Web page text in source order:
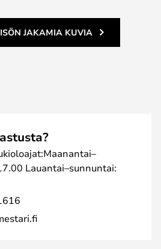
JAKAMIA KUVIA
Lauantai–sunnuntai: